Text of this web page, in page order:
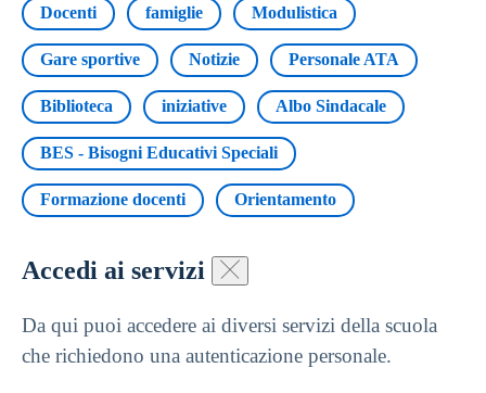
Docenti famiglie Modulistica
Gare sportive Notizie Personale ATA
Biblioteca iniziative Albo Sindacale
BES - Bisogni Educativi Speciali
Formazione docenti Orientamento
Accedi ai servizi
Da qui puoi accedere ai diversi servizi della scuola
che richiedono una autenticazione personale.